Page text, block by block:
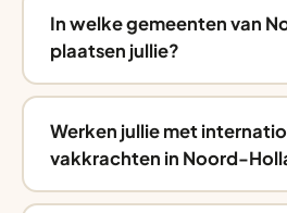
In welke gemeenten van
plaatsen jullie?
Werken jullie met
vakkrachten in Noord-